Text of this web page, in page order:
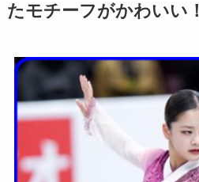
たモチーフがかわいい！